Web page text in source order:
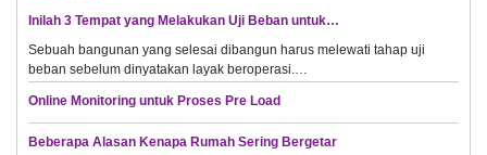
Inilah 3 Tempat yang Melakukan Uji Beban untuk…
Sebuah bangunan yang selesai dibangun harus melewati tahap uji
beban sebelum dinyatakan layak beroperasi.…
Online Monitoring untuk Proses Pre Load
Beberapa Alasan Kenapa Rumah Sering Bergetar